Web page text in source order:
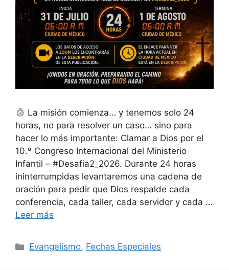
La misión comienza… y tenemos solo 24
horas, no para resolver un caso… sino para
hacer lo más importante: Clamar a Dios por el
10.º Congreso Internacional del Ministerio
Infantil – #Desafia2_2026. Durante 24 horas
ininterrumpidas levantaremos una cadena de
oración para pedir que Dios respalde cada
conferencia, cada taller, cada servidor y cada …
Leer más
Evangelismo, Fechas Especiales